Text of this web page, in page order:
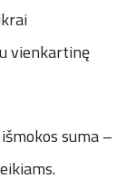
vienkartinę
suma –